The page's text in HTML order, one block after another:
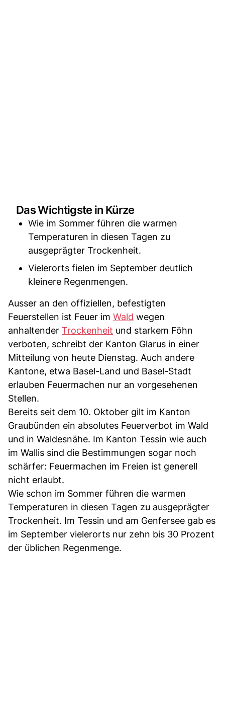
Das Wichtigste in Kürze
Wie im Sommer führen die warmen
Temperaturen in diesen Tagen zu
ausgeprägter Trockenheit.
Vielerorts fielen im September deutlich
kleinere Regenmengen.
Ausser an den offiziellen, befestigten
Feuerstellen ist Feuer im Wald wegen
anhaltender Trockenheit und starkem Föhn
verboten, schreibt der Kanton Glarus in einer
Mitteilung von heute Dienstag. Auch andere
Kantone, etwa Basel-Land und Basel-Stadt
erlauben Feuermachen nur an vorgesehenen
Stellen.
Bereits seit dem 10. Oktober gilt im Kanton
Graubünden ein absolutes Feuerverbot im Wald
und in Waldesnähe. Im Kanton Tessin wie auch
im Wallis sind die Bestimmungen sogar noch
schärfer: Feuermachen im Freien ist generell
nicht erlaubt.
Wie schon im Sommer führen die warmen
Temperaturen in diesen Tagen zu ausgeprägter
Trockenheit. Im Tessin und am Genfersee gab es
im September vielerorts nur zehn bis 30 Prozent
der üblichen Regenmenge.